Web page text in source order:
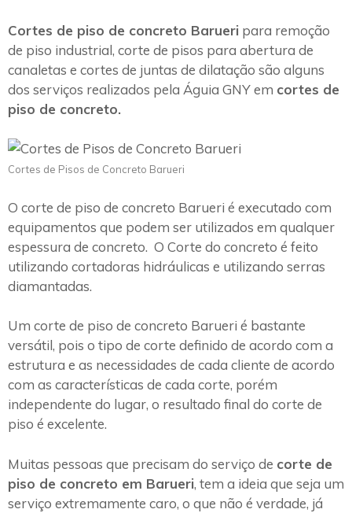
Cortes de piso de concreto Barueri para remoção
de piso industrial, corte de pisos para abertura de
canaletas e cortes de juntas de dilatação são alguns
dos serviços realizados pela Águia GNY em cortes de
piso de concreto.
Cortes de Pisos de Concreto Barueri
O corte de piso de concreto Barueri é executado com
equipamentos que podem ser utilizados em qualquer
espessura de concreto. O Corte do concreto é feito
utilizando cortadoras hidráulicas e utilizando serras
diamantadas.
Um corte de piso de concreto Barueri é bastante
versátil, pois o tipo de corte definido de acordo com a
estrutura e as necessidades de cada cliente de acordo
com as características de cada corte, porém
independente do lugar, o resultado final do corte de
piso é excelente.
Muitas pessoas que precisam do serviço de corte de
piso de concreto em Barueri, tem a ideia que seja um
serviço extremamente caro, o que não é verdade, já